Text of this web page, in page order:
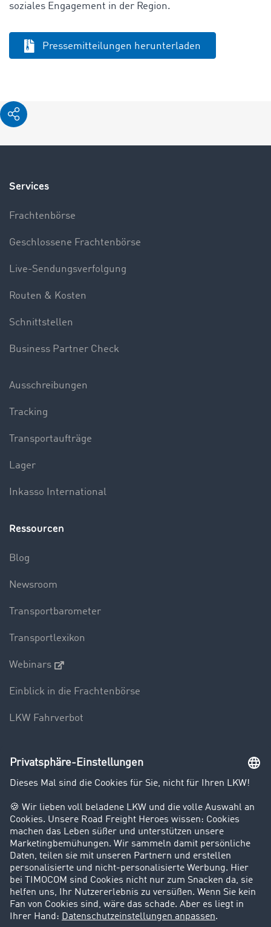
soziales Engagement in der Region.
Pressemitteilungen herunterladen
Services
Frachtenbörse
Geschlossene Frachtenbörse
Live-Sendungsverfolgung
Routen & Kosten
Schnittstellen
Business Partner Check
Ausschreibungen
Tracking
Transportaufträge
Lager
Inkasso International
Ressourcen
Blog
Newsroom
Transportbarometer
Transportlexikon
Webinars
Einblick in die Frachtenbörse
LKW Fahrverbot
Unternehmen
Kunden werben Kunden
Success Stories
Karriere
Support
Kontakt